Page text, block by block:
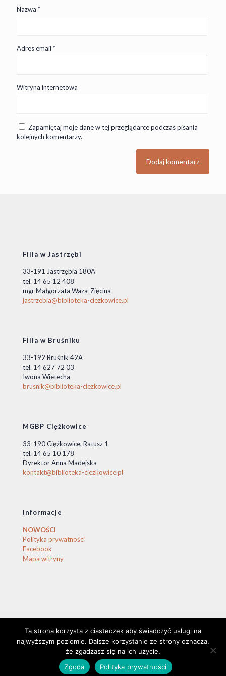
Nazwa *
Adres email *
Witryna internetowa
Zapamiętaj moje dane w tej przeglądarce podczas pisania
kolejnych komentarzy.
Filia w Jastrzębi
33-191 Jastrzębia 180A
tel. 14 65 12 408
mgr Małgorzata Waza-Zięcina
jastrzebia@biblioteka-ciezkowice.pl
Filia w Bruśniku
33-192 Bruśnik 42A
tel. 14 627 72 03
Iwona Wietecha
brusnik@biblioteka-ciezkowice.pl
MGBP Ciężkowice
33-190 Ciężkowice, Ratusz 1
tel. 14 65 10 178
Dyrektor Anna Madejska
kontakt@biblioteka-ciezkowice.pl
Informacje
NOWOŚCI
Polityka prywatności
Facebook
Mapa witryny
© 2020 Biblioteka Ciężkowice. © by stasio
Ta strona korzysta z ciasteczek aby świadczyć usługi na
najwyższym poziomie. Dalsze korzystanie ze strony oznacza,
że zgadzasz się na ich użycie.
Zgoda
Polityka prywatności